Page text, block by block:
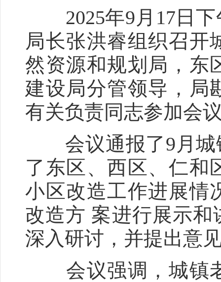
2025年9月17日下
局长张洪睿组织召开
然资源和规划局，东
建设局分管领导，局
有关负责同志参加会
会议通报了9月城
了东区、西区、仁和
小区改造工作进展情
改造方 案进行展示
深入研讨，并提出意
会议强调，城镇老